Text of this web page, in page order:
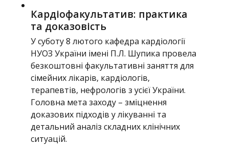
Кардіофакультатив: практика
та доказовість
У суботу 8 лютого кафедра кардіології
НУОЗ України імені П.Л. Шупика провела
безкоштовні факультативні заняття для
сімейних лікарів, кардіологів,
терапевтів, нефрологів з усієї України.
Головна мета заходу – зміцнення
доказових підходів у лікуванні та
детальний аналіз складних клінічних
ситуацій.